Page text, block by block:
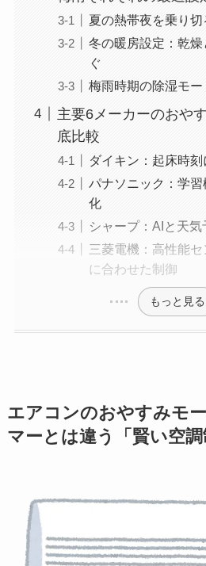
夏の熱帯夜を乗り
冬の暖房設定：乾
ぐ
梅雨時期の除湿モ
主要6メーカーのおや
底比較
ダイキン：起床時
パナソニック：学
化
シャープ：AIと天
三菱電機：高性能
に合わせた制御
もっと見る
エアコンのおやすみモ
マーとは違う「賢い空